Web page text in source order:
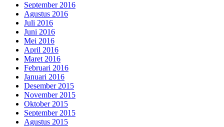
September 2016
Agustus 2016
Juli 2016
Juni 2016
Mei 2016
April 2016
Maret 2016
Februari 2016
Januari 2016
Desember 2015
November 2015
Oktober 2015
September 2015
Agustus 2015